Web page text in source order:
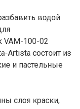
водой
VAM-100-02
Artista состоит из
и пастельные
слоя краски,